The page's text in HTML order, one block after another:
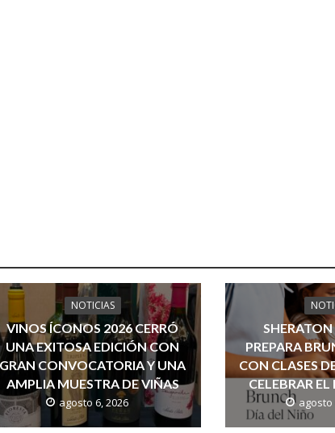
NOTICIAS
VINOS ÍCONOS 2026 CERRÓ
UNA EXITOSA EDICIÓN CON
GRAN CONVOCATORIA Y UNA
AMPLIA MUESTRA DE VIÑAS
agosto 6, 2026
PREPARA
CON CLASES
CELEBRAR
agosto